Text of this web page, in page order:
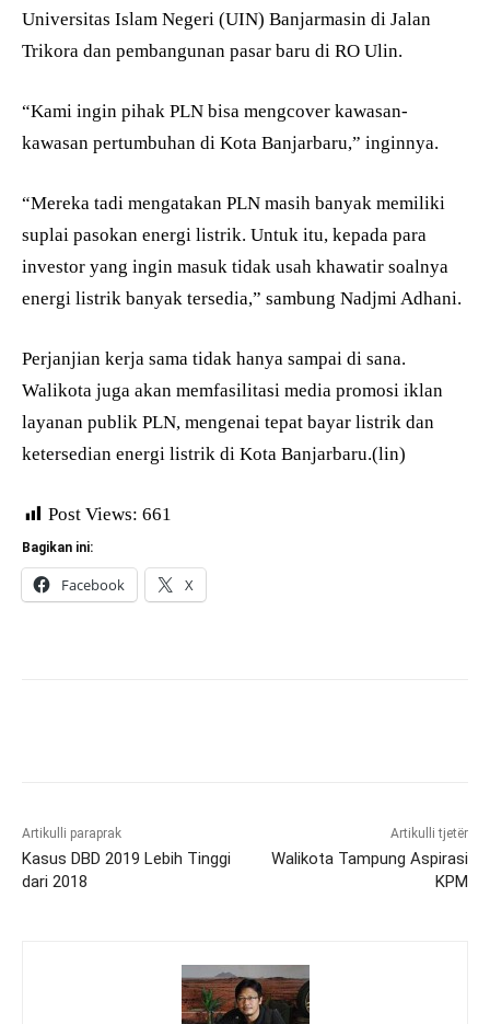
Universitas Islam Negeri (UIN) Banjarmasin di Jalan
Trikora dan pembangunan pasar baru di RO Ulin.
“Kami ingin pihak PLN bisa mengcover kawasan-
kawasan pertumbuhan di Kota Banjarbaru,” inginnya.
“Mereka tadi mengatakan PLN masih banyak memiliki
suplai pasokan energi listrik. Untuk itu, kepada para
investor yang ingin masuk tidak usah khawatir soalnya
energi listrik banyak tersedia,” sambung Nadjmi Adhani.
Perjanjian kerja sama tidak hanya sampai di sana.
Walikota juga akan memfasilitasi media promosi iklan
layanan publik PLN, mengenai tepat bayar listrik dan
ketersedian energi listrik di Kota Banjarbaru.(lin)
Post Views: 661
Bagikan ini:
Facebook X
Artikulli paraprak
Kasus DBD 2019 Lebih Tinggi
dari 2018
Artikulli tjetër
Walikota Tampung Aspirasi
KPM